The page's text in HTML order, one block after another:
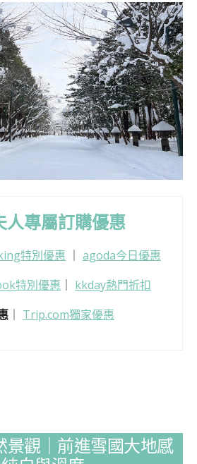
人專屬訂購優惠
特別優惠
agoda今日優惠
特別優惠
kkday熱門折扣
｜ Trip.com獨家優惠
景觀｜前進雪國大地感